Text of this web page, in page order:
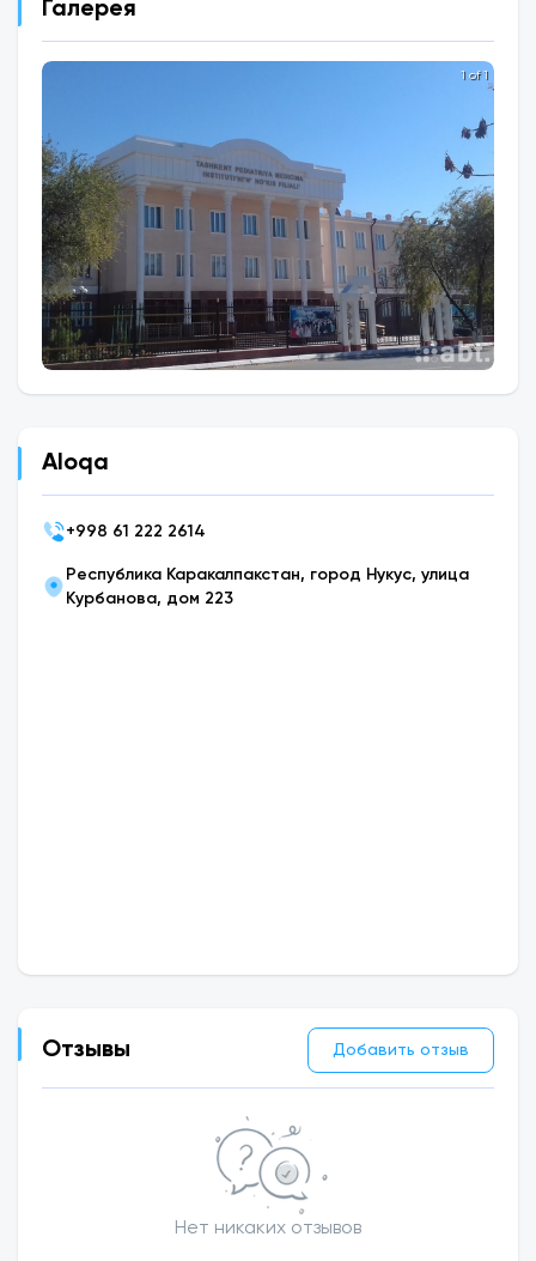
Галерея
1 of 1
Aloqa
+998 61 222 2614
Республика Каракалпакстан, город Нукус, улица
Курбанова, дом 223
Отзывы Добавить отзыв
Нет никаких отзывов